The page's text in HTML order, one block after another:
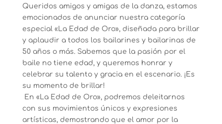
Queridos amigos y amigas de la danza, estamos
emocionados de anunciar nuestra categoría
especial «La Edad de Oro», diseñada para brillar
y aplaudir a todos los bailarines y bailarinas de
50 años o más. Sabemos que la pasión por el
baile no tiene edad, y queremos honrar y
celebrar su talento y gracia en el escenario. ¡Es
su momento de brillar!
En «La Edad de Oro», podremos deleitarnos
con sus movimientos únicos y expresiones
artísticas, demostrando que el amor por la